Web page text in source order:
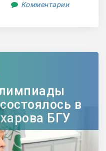
Комментарии
в
БГУ